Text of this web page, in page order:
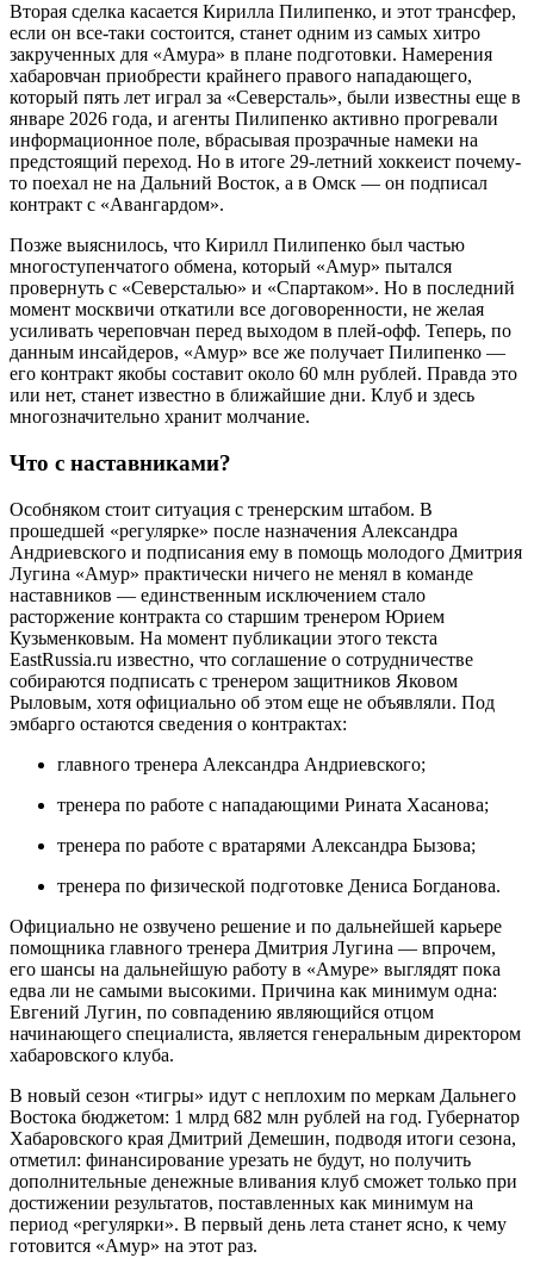
Вторая сделка касается Кирилла Пилипенко, и этот трансфер,
если он все-таки состоится, станет одним из самых хитро
закрученных для «Амура» в плане подготовки. Намерения
хабаровчан приобрести крайнего правого нападающего,
который пять лет играл за «Северсталь», были известны еще в
январе 2026 года, и агенты Пилипенко активно прогревали
информационное поле, вбрасывая прозрачные намеки на
предстоящий переход. Но в итоге 29-летний хоккеист почему-
то поехал не на Дальний Восток, а в Омск — он подписал
контракт с «Авангардом».
Позже выяснилось, что Кирилл Пилипенко был частью
многоступенчатого обмена, который «Амур» пытался
провернуть с «Северсталью» и «Спартаком». Но в последний
момент москвичи откатили все договоренности, не желая
усиливать череповчан перед выходом в плей-офф. Теперь, по
данным инсайдеров, «Амур» все же получает Пилипенко —
его контракт якобы составит около 60 млн рублей. Правда это
или нет, станет известно в ближайшие дни. Клуб и здесь
многозначительно хранит молчание.
Что с наставниками?
Особняком стоит ситуация с тренерским штабом. В
прошедшей «регулярке» после назначения Александра
Андриевского и подписания ему в помощь молодого Дмитрия
Лугина «Амур» практически ничего не менял в команде
наставников — единственным исключением стало
расторжение контракта со старшим тренером Юрием
Кузьменковым. На момент публикации этого текста
EastRussia.ru известно, что соглашение о сотрудничестве
собираются подписать с тренером защитников Яковом
Рыловым, хотя официально об этом еще не объявляли. Под
эмбарго остаются сведения о контрактах:
главного тренера Александра Андриевского;
тренера по работе с нападающими Рината Хасанова;
тренера по работе с вратарями Александра Бызова;
тренера по физической подготовке Дениса Богданова.
Официально не озвучено решение и по дальнейшей карьере
помощника главного тренера Дмитрия Лугина — впрочем,
его шансы на дальнейшую работу в «Амуре» выглядят пока
едва ли не самыми высокими. Причина как минимум одна:
Евгений Лугин, по совпадению являющийся отцом
начинающего специалиста, является генеральным директором
хабаровского клуба.
В новый сезон «тигры» идут с неплохим по меркам Дальнего
Востока бюджетом: 1 млрд 682 млн рублей на год. Губернатор
Хабаровского края Дмитрий Демешин, подводя итоги сезона,
отметил: финансирование урезать не будут, но получить
дополнительные денежные вливания клуб сможет только при
достижении результатов, поставленных как минимум на
период «регулярки». В первый день лета станет ясно, к чему
готовится «Амур» на этот раз.